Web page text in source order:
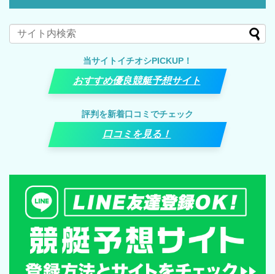
当サイトイチオシPICKUP！
おすすめ優良競艇予想サイト
評判を新着口コミでチェック
口コミを見る！